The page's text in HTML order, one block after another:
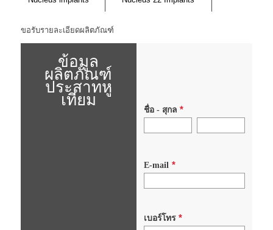
ขอรับรายละเอียดผลิตภัณฑ์
ข้อมูล
ผลิตภัณฑ์
ประสาทหู
เทียม
ชื่อ - สุกล *
E-mail *
เบอร์โทร *